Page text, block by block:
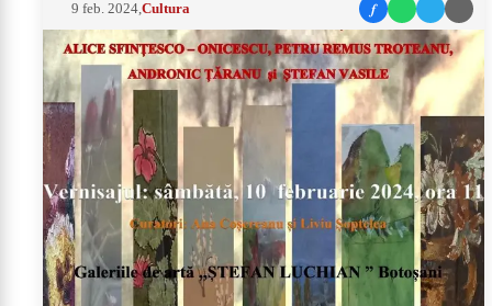
9 feb. 2024 ,Cultura f